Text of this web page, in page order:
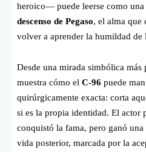
heroico— puede leerse como una
descenso de Pegaso, el alma que
volver a aprender la humildad de
Desde una mirada simbólica más
muestra cómo el C-96 puede
quirúrgicamente exacta: corta
si es la propia identidad. El actor
conquistó la fama, pero ganó
vida posterior, marcada por la